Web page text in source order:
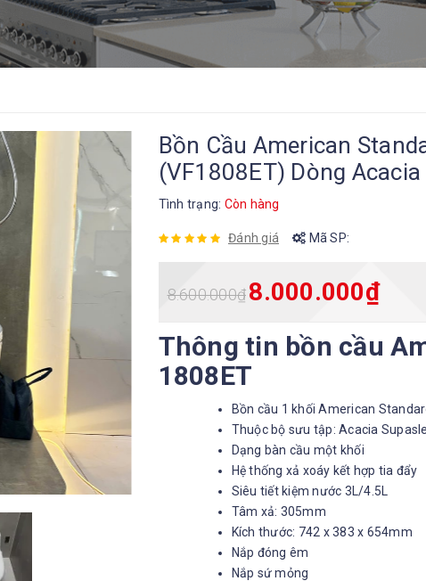
Bồn Cầu American
(VF1808ET) Dòng
Tình trạng: Còn hàng
Đánh giá Mã SP:
8.600.000₫8.000.000₫
Thông tin bồn cầu
1808ET
Bồn cầu 1 khối American
Thuộc bộ sưu tập: Acacia
Dạng bàn cầu một khối
Hệ thống xả xoáy kết hợp tia đẩy
Siêu tiết kiệm nước 3L/4.5L
Tâm xả: 305mm
Kích thước: 742 x 383 x 654mm
Nắp đóng êm
Nắp sứ mỏng